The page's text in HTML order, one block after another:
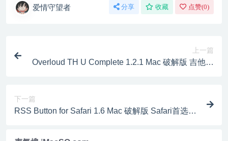
爱情守望者 分享 收藏 点赞(0)
上一篇
Overloud TH U Complete 1.2.1 Mac 破解版 吉他谱
下一篇
RSS Button for Safari 1.6 Mac 破解版 Safari首选项